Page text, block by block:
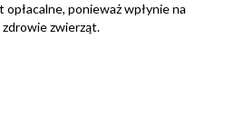
ponieważ wpłynie na
zwierząt.